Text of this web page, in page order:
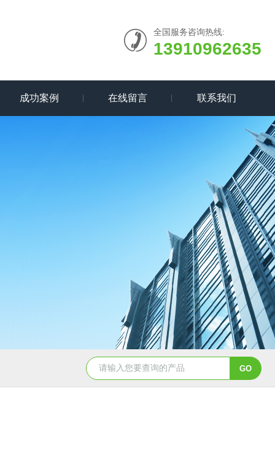
全国服务咨询热线:
13910962635
成功案例 在线留言 联系我们
5347信德迈代理Parker 45度绝缘防水接头 5353信